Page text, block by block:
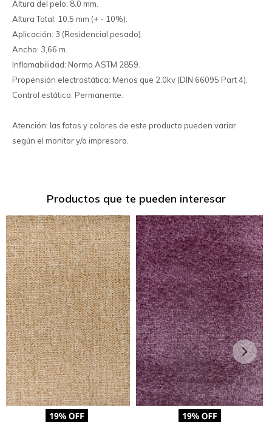
Altura del pelo: 8.0 mm.
Altura Total: 10.5 mm (+ - 10%).
Aplicación: 3 (Residencial pesado).
Ancho: 3,66 m.
Inflamabilidad: Norma ASTM 2859.
Propensión electrostática: Menos que 2.0kv (DIN 66095 Part 4).
Control estático: Permanente.
Atención: las fotos y colores de este producto pueden variar
según el monitor y/o impresora.
Productos que te pueden interesar